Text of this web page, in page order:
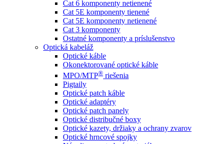
Cat 6 komponenty netienené
Cat 5E komponenty tienené
Cat 5E komponenty netienené
Cat 3 komponenty
Ostatné komponenty a príslušenstvo
Optická kabeláž
Optické káble
Okonektorované optické káble
MPO/MTP® ​ riešenia
Pigtaily
Optické patch káble
Optické adaptéry
Optické patch panely
Optické distribučné boxy
Optické kazety, držiaky a ochrany zvarov
Optické hrncové spojky